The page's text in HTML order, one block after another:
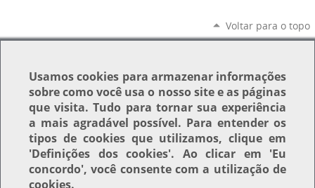
Voltar para o topo
Usamoscookies para armazenar informações
sobre como você usa o nosso site e as páginas
que visita. Tudo para tornar sua experiência
a mais agradável possível. Para entender os
tipos de cookies que utilizamos, clique em
'Definições dos cookies'. Ao clicar em 'Eu
concordo', você consente com a utilização de
cookies.